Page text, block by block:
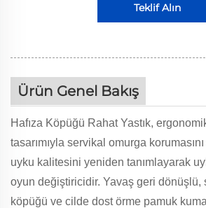
Teklif Alın
Ürün Genel Bakış
Hafıza Köpüğü Rahat Yastık,
tasarımıyla servikal omurga
uyku kalitesini yeniden tanımlayarak
oyun değiştiricidir. Yavaş geri dönüşlü,
köpüğü ve cilde dost örme pamuk